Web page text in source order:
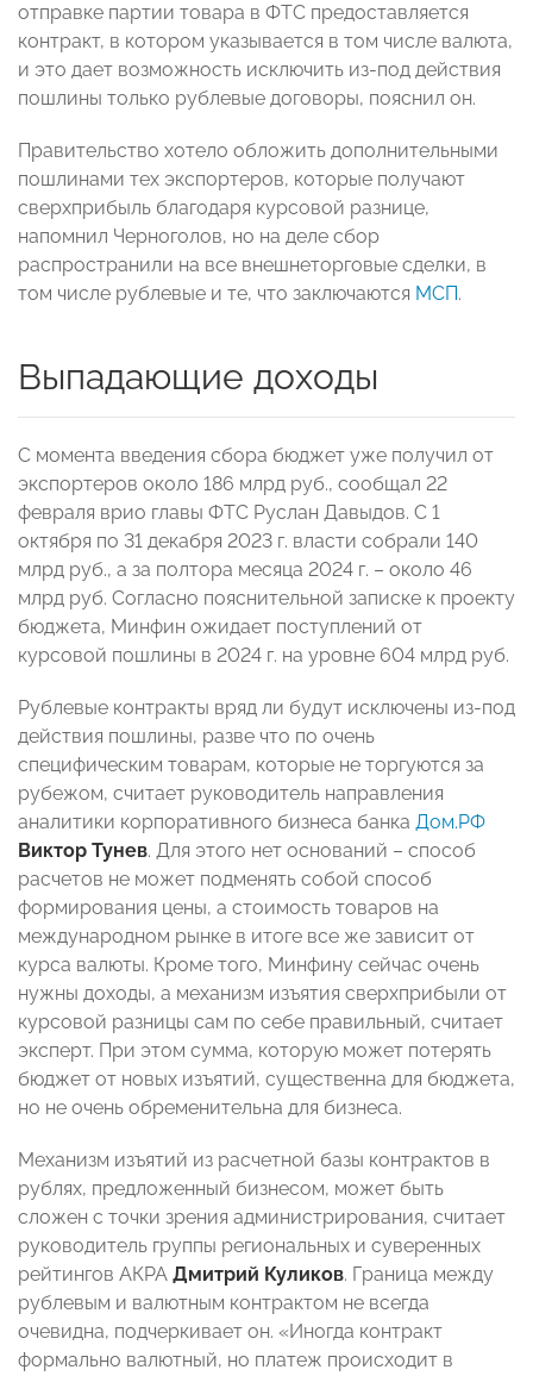
отправке партии товара в ФТС предоставляется
контракт, в котором указывается в том числе валюта,
и это дает возможность исключить из-под действия
пошлины только рублевые договоры, пояснил он.
Правительство хотело обложить дополнительными
пошлинами тех экспортеров, которые получают
сверхприбыль благодаря курсовой разнице,
напомнил Черноголов, но на деле сбор
распространили на все внешнеторговые сделки, в
том числе рублевые и те, что заключаются МСП.
Выпадающие доходы
С момента введения сбора бюджет уже получил от
экспортеров около 186 млрд руб., сообщал 22
февраля врио главы ФТС Руслан Давыдов. С 1
октября по 31 декабря 2023 г. власти собрали 140
млрд руб., а за полтора месяца 2024 г. – около 46
млрд руб. Согласно пояснительной записке к проекту
бюджета, Минфин ожидает поступлений от
курсовой пошлины в 2024 г. на уровне 604 млрд руб.
Рублевые контракты вряд ли будут исключены из-под
действия пошлины, разве что по очень
специфическим товарам, которые не торгуются за
рубежом, считает руководитель направления
аналитики корпоративного бизнеса банка Дом.РФ
Виктор Тунев. Для этого нет оснований – способ
расчетов не может подменять собой способ
формирования цены, а стоимость товаров на
международном рынке в итоге все же зависит от
курса валюты. Кроме того, Минфину сейчас очень
нужны доходы, а механизм изъятия сверхприбыли от
курсовой разницы сам по себе правильный, считает
эксперт. При этом сумма, которую может потерять
бюджет от новых изъятий, существенна для бюджета,
но не очень обременительна для бизнеса.
Механизм изъятий из расчетной базы контрактов в
рублях, предложенный бизнесом, может быть
сложен с точки зрения администрирования, считает
руководитель группы региональных и суверенных
рейтингов АКРА Дмитрий Куликов. Граница между
рублевым и валютным контрактом не всегда
очевидна, подчеркивает он. «Иногда контракт
формально валютный, но платеж происходит в